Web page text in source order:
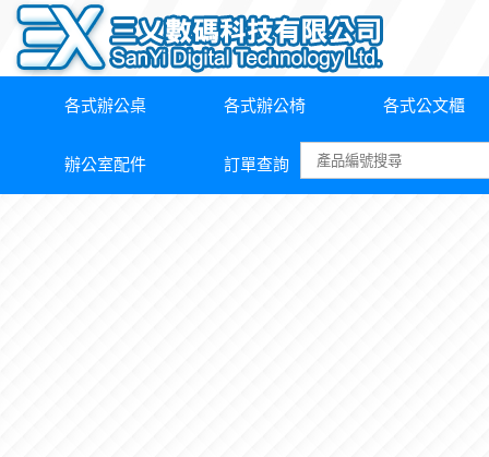
各式辦公桌 各式辦公椅 各式公文櫃
辦公室配件 訂單查詢